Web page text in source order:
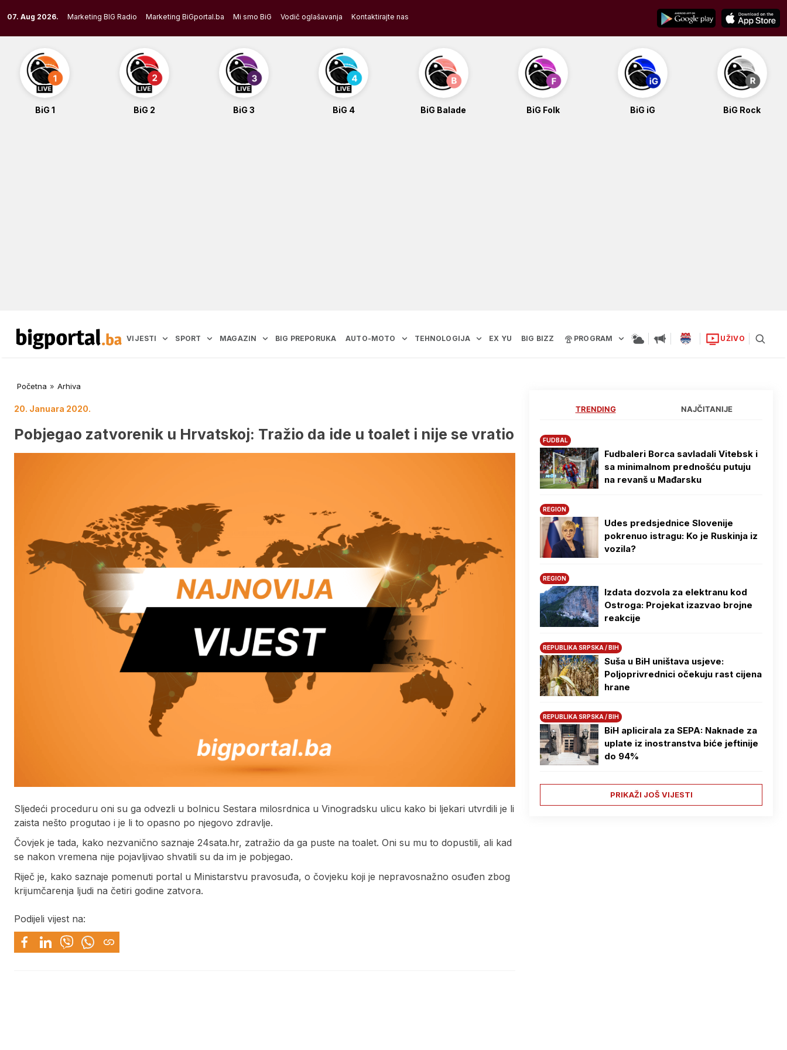
to
content
07. Aug 2026. Marketing BIG Radio Marketing BiGportal.ba Mi smo BiG Vodič oglašavanja Kontaktirajte nas
BiG 1 BiG 2 BiG 3 BiG 4 BiG Balade BiG Folk BiG iG BiG Rock
VIJESTI SPORT MAGAZIN BIG PREPORUKA AUTO-MOTO TEHNOLOGIJA EX YU BIG BIZZ PROGRAM UŽIVO
Početna » Arhiva
20. Januara 2020.
Pobjegao zatvorenik u Hrvatskoj: Tražio da ide u toalet i nije se vratio
Sljedeći proceduru oni su ga odvezli u bolnicu Sestara milosrdnica u Vinogradsku ulicu kako bi ljekari utvrdili je li
zaista nešto progutao i je li to opasno po njegovo zdravlje.
Čovjek je tada, kako nezvanično saznaje 24sata.hr, zatražio da ga puste na toalet. Oni su mu to dopustili, ali kad
se nakon vremena nije pojavljivao shvatili su da im je pobjegao.
Riječ je, kako saznaje pomenuti portal u Ministarstvu pravosuđa, o čovjeku koji je nepravosnažno osuđen zbog
krijumčarenja ljudi na četiri godine zatvora.
Podijeli vijest na:
TRENDING NAJČITANIJE
FUDBAL
Fudbaleri Borca savladali Vitebsk i
sa minimalnom prednošću putuju
na revanš u Mađarsku
REGION
Udes predsjednice Slovenije
pokrenuo istragu: Ko je Ruskinja iz
vozila?
REGION
Izdata dozvola za elektranu kod
Ostroga: Projekat izazvao brojne
reakcije
REPUBLIKA SRPSKA / BIH
Suša u BiH uništava usjeve:
Poljoprivrednici očekuju rast cijena
hrane
REPUBLIKA SRPSKA / BIH
BiH aplicirala za SEPA: Naknade za
uplate iz inostranstva biće jeftinije
do 94%
PRIKAŽI JOŠ VIJESTI